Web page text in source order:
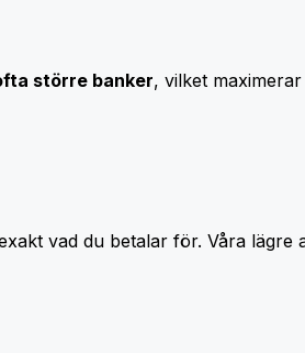
större banker, vilket
vad du betalar för. Våra lägre